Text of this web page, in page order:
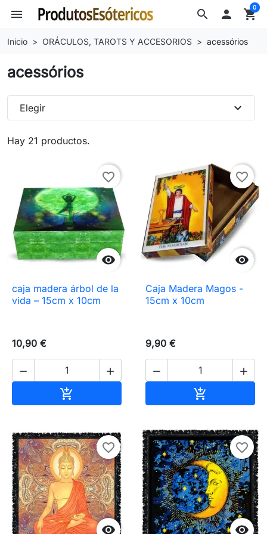
search
menu  shopping_cart
0
Inicio ORÁCULOS, TAROTS Y ACCESORIOS acessórios
acessórios
Hay 21 productos.
Elegir expand_more

favorite_border
caja madera árbol de la
vida – 15cm x 10cm
10,90 €
 


favorite_border
Caja Madera Magos -
15cm x 10cm
9,90 €
 


favorite_border

favorite_border